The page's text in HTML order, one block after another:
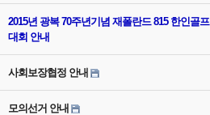
2015년 광복 70주년기념 재폴란드 815 한인골프
대회 안내
사회보장협정 안내
모의선거 안내